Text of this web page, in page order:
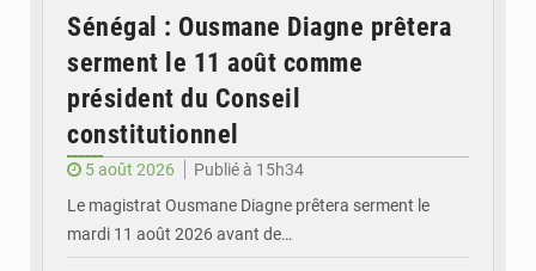
Sénégal : Ousmane Diagne prêtera
serment le 11 août comme
président du Conseil
constitutionnel
5 août 2026
Publié à 15h34
Le magistrat Ousmane Diagne prêtera serment le
mardi 11 août 2026 avant de…